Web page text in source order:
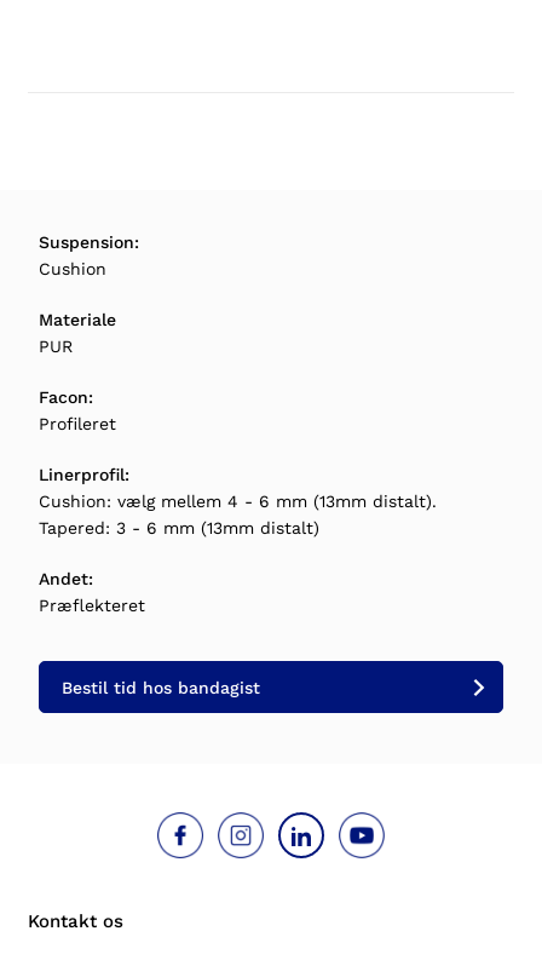
Suspension:
Cushion
Materiale
PUR
Facon:
Profileret
Linerprofil:
Cushion: vælg mellem 4 - 6 mm (13mm distalt).
Tapered: 3 - 6 mm (13mm distalt)
Andet:
Præflekteret
Bestil tid hos bandagist
Kontakt os